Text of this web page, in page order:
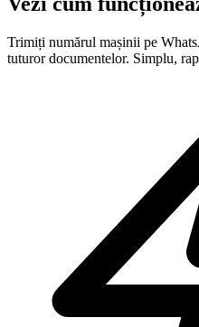
Trimiți numărul mașinii pe
tuturor documentelor. Simplu,